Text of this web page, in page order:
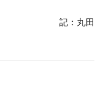
記：丸田